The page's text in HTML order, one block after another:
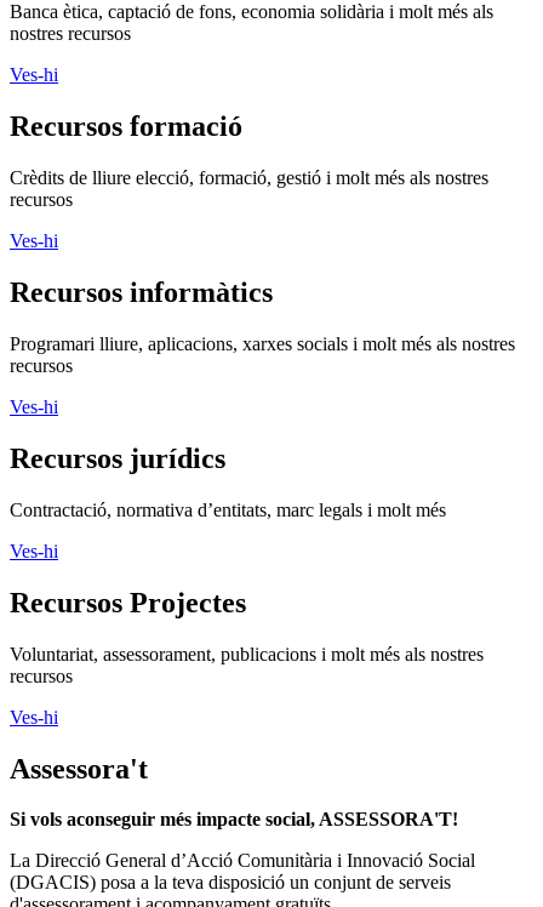
Banca ètica, captació de fons, economia solidària i molt més als
nostres recursos
Ves-hi
Recursos formació
Crèdits de lliure elecció, formació, gestió i molt més als nostres
recursos
Ves-hi
Recursos informàtics
Programari lliure, aplicacions, xarxes socials i molt més als nostres
recursos
Ves-hi
Recursos jurídics
Contractació, normativa d’entitats, marc legals i molt més
Ves-hi
Recursos Projectes
Voluntariat, assessorament, publicacions i molt més als nostres
recursos
Ves-hi
Assessora't
Si vols aconseguir més impacte social, ASSESSORA'T!
La Direcció General d’Acció Comunitària i Innovació Social
(DGACIS) posa a la teva disposició un conjunt de serveis